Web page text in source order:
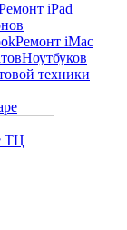
iPad
Ремонт iMac
Ноутбуков
техники
ТЦ